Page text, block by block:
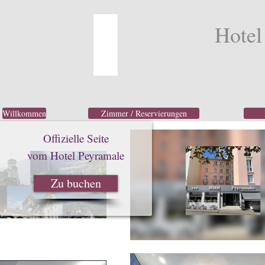
Willkommen Zimmer / Reservierungen
Offizielle Seite
vom Hotel Peyramale
Zu buchen